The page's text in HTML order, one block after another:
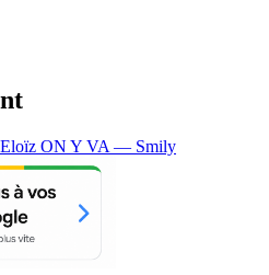
ON Y VA — Smily